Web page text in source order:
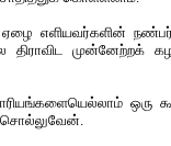
ஏழை எளியவர்களின்
திராவிட
ஒரு